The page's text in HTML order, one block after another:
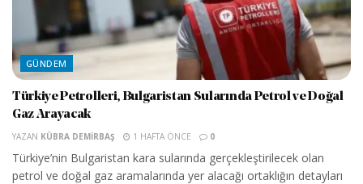
GÜNDEM
Türkiye Petrolleri, Bulgaristan Sularında Petrol ve Doğal
Gaz Arayacak
YAZAN KÜBRA DEMIRBAŞ 1 HAFTA ÖNCE 0
Türkiye’nin Bulgaristan kara sularında gerçekleştirilecek olan
petrol ve doğal gaz aramalarında yer alacağı ortaklığın detayları